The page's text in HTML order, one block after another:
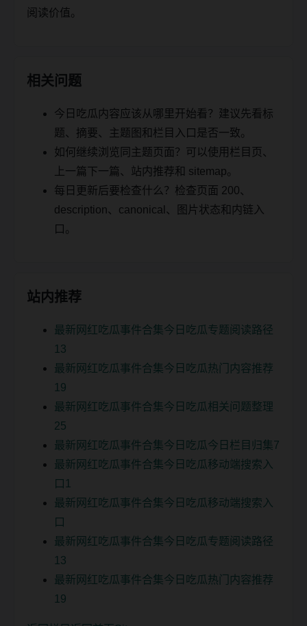
阅读价值。
相关问题
今日吃瓜内容应该从哪里开始看？建议先看标
题、摘要、主题图和栏目入口是否一致。
如何继续浏览同主题页面？可以使用栏目页、
上一篇下一篇、站内推荐和 sitemap。
每日更新后要检查什么？检查页面 200、
description、canonical、图片状态和内链入
口。
站内推荐
最新网红吃瓜事件合集今日吃瓜专题阅读路径
13
最新网红吃瓜事件合集今日吃瓜热门内容推荐
19
最新网红吃瓜事件合集今日吃瓜相关问题整理
25
最新网红吃瓜事件合集今日吃瓜今日栏目归集7
最新网红吃瓜事件合集今日吃瓜移动端搜索入
口1
最新网红吃瓜事件合集今日吃瓜移动端搜索入
口
最新网红吃瓜事件合集今日吃瓜专题阅读路径
13
最新网红吃瓜事件合集今日吃瓜热门内容推荐
19